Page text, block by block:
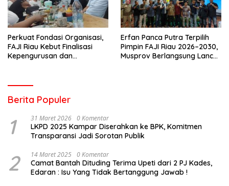
Perkuat Fondasi Organisasi,
FAJI Riau Kebut Finalisasi
Kepengurusan dan
Erfan Panca Putra Terpilih
Pimpin FAJI Riau 2026–2030,
Musprov Berlangsung Lancar
Berita Populer
1 31 Maret 2026 0 Komentar
LKPD 2025 Kampar Diserahkan ke BPK, Komitmen
Transparansi Jadi Sorotan Publik
2 14 Maret 2025 0 Komentar
Camat Bantah Dituding Terima Upeti dari 2 PJ Kades,
Edaran : Isu Yang Tidak Bertanggung Jawab !